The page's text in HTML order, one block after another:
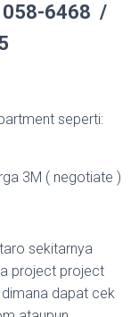
6468 /
seperti:
3M ( negotiate )
sekitarnya
project project
dapat cek